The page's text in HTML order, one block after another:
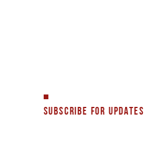
SUBSCRIBE FOR UPDATES